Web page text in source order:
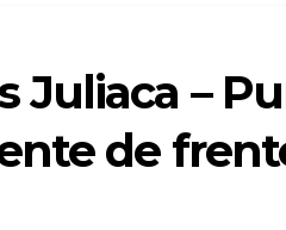
Juliaca –
de